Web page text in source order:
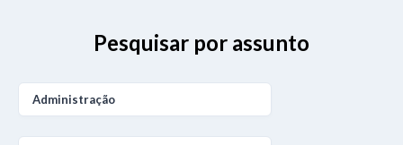
Pesquisar por assunto
Administração